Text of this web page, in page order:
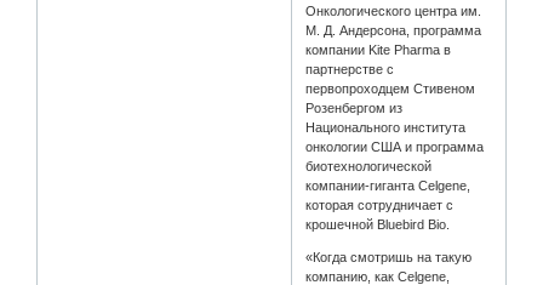
Онкологического центра им.
М. Д. Андерсона, программа
компании Kite Pharma в
партнерстве с
первопроходцем Стивеном
Розенбергом из
Национального института
онкологии США и программа
биотехнологической
компании-гиганта Celgene,
которая сотрудничает с
крошечной Bluebird Bio.
«Когда смотришь на такую
компанию, как Celgene,